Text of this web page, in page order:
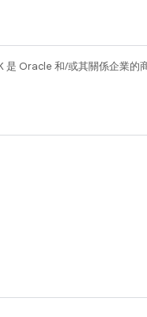
Oracle 和/或其關係企業的